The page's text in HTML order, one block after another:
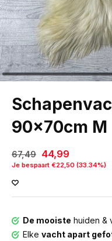
90x70cm M
67,49 44,99
Je bespaart €22,50 (33.34%)
De mooiste huiden &
Elke vacht apart